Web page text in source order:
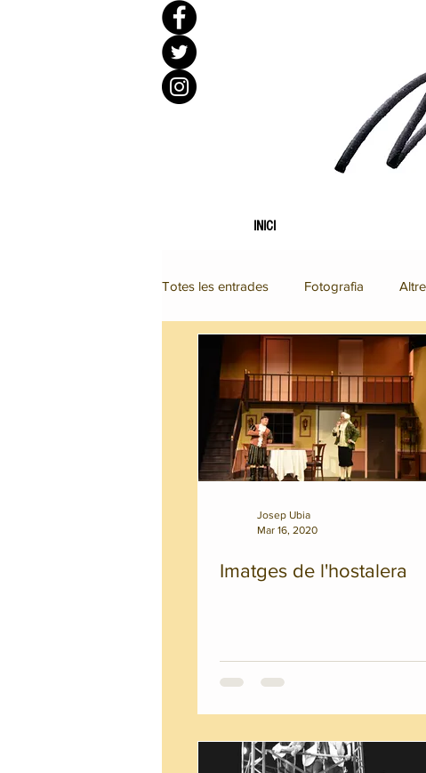
INICI
Totes les entrades Fotografia
LAB_UBIART Disseny gràfic
Josep Ubia
Mar 16, 2020
Imatges de l'hostalera